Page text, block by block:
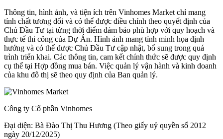
Thông tin, hình ảnh, và tiện ích trên Vinhomes Market chỉ mang
tính chất tương đối và có thể được điều chỉnh theo quyết định của
Chủ Đầu Tư tại từng thời điểm đảm bảo phù hợp với quy hoạch và
thực tế thi công của Dự Án. Hình ảnh mang tính minh họa định
hướng và có thể được Chủ Đầu Tư cập nhật, bổ sung trong quá
trình triển khai. Các thông tin, cam kết chính thức sẽ được quy định
cụ thể tại Hợp đồng mua bán. Việc quản lý vận hành và kinh doanh
của khu đô thị sẽ theo quy định của Ban quản lý.
Công ty Cổ phần Vinhomes
Đại diện: Bà Đào Thị Thu Hương (Theo giấy uỷ quyền số 2012
ngày 20/12/2025)